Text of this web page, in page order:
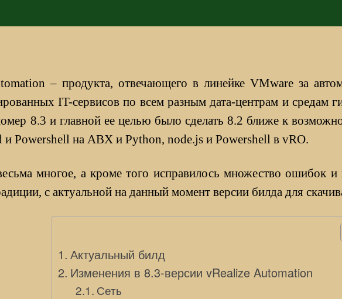
– продукта, отвечающего в линейке VMware за
IT-сервисов по всем разным дата-центрам и средам
8.3 и главной ее целью было сделать 8.2 ближе к
Powershell на ABX и Рython, node.js и Powershell в vRO.
многое, а кроме того исправилось множество
с актуальной на данный момент версии билда для
Актуальный билд
Изменения в 8.3-версии vRealize Automation
Сеть